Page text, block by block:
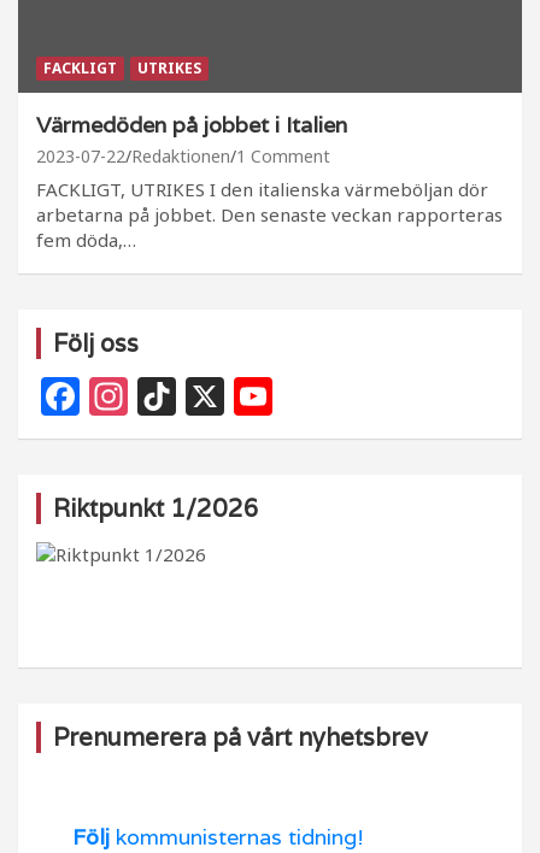
FACKLIGT UTRIKES
Värmedöden på jobbet i Italien
2023-07-22 Redaktionen 1 Comment
FACKLIGT, UTRIKES I den italienska värmeböljan dör
arbetarna på jobbet. Den senaste veckan rapporteras
fem döda,…
Följ oss
F
a
e
b
k
In
st
g
ra
Ti
k
o
k
X
o
Riktpunkt 1/2026
Prenumerera på vårt nyhetsbrev
Följ kommunisternas tidning!